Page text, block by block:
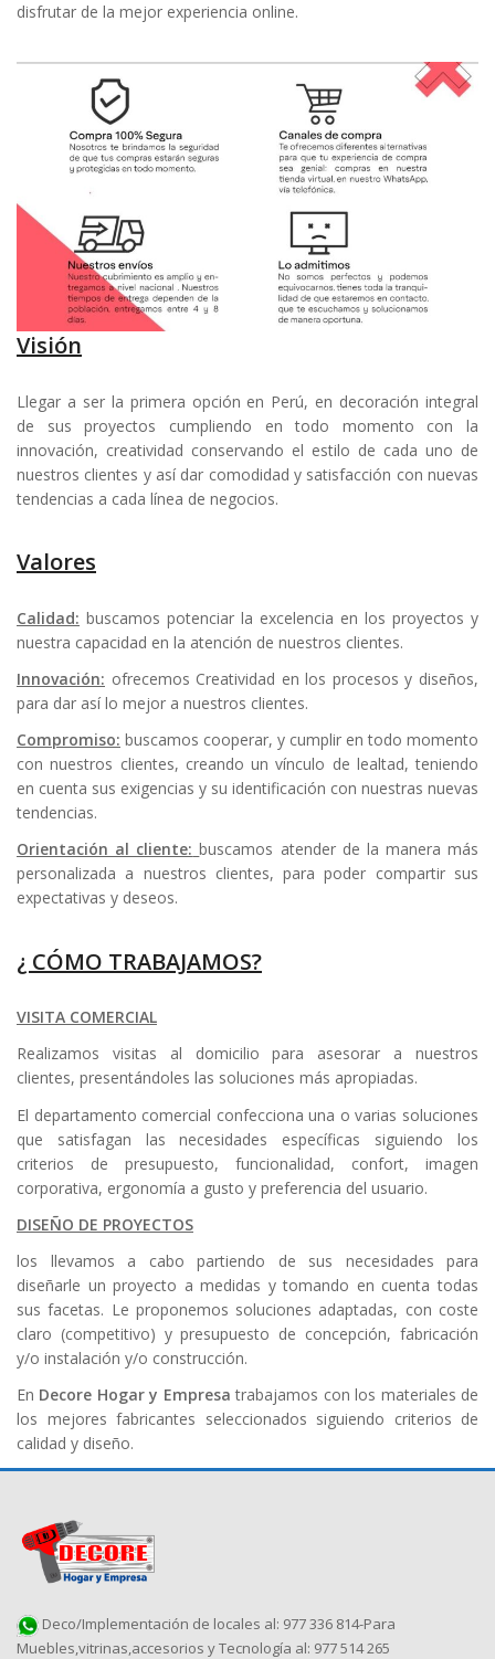
disfrutar de la mejor experiencia online.
Visión
Llegar a ser la primera opción en Perú, en decoración integral
de sus proyectos cumpliendo en todo momento con la
innovación, creatividad conservando el estilo de cada uno de
nuestros clientes y así dar comodidad y satisfacción con nuevas
tendencias a cada línea de negocios.
Valores
Calidad: buscamos potenciar la excelencia en los proyectos y
nuestra capacidad en la atención de nuestros clientes.
Innovación: ofrecemos Creatividad en los procesos y diseños,
para dar así lo mejor a nuestros clientes.
Compromiso: buscamos cooperar, y cumplir en todo momento
con nuestros clientes, creando un vínculo de lealtad, teniendo
en cuenta sus exigencias y su identificación con nuestras nuevas
tendencias.
Orientación al cliente: buscamos atender de la manera más
personalizada a nuestros clientes, para poder compartir sus
expectativas y deseos.
¿ CÓMO TRABAJAMOS?
VISITA COMERCIAL
Realizamos visitas al domicilio para asesorar a nuestros
clientes, presentándoles las soluciones más apropiadas.
El departamento comercial confecciona una o varias soluciones
que satisfagan las necesidades específicas siguiendo los
criterios de presupuesto, funcionalidad, confort, imagen
corporativa, ergonomía a gusto y preferencia del usuario.
DISEÑO DE PROYECTOS
los llevamos a cabo partiendo de sus necesidades para
diseñarle un proyecto a medidas y tomando en cuenta todas
sus facetas. Le proponemos soluciones adaptadas, con coste
claro (competitivo) y presupuesto de concepción, fabricación
y/o instalación y/o construcción.
En Decore Hogar y Empresatrabajamos con los materiales de
los mejores fabricantes seleccionados siguiendo criterios de
calidad y diseño.
Deco/Implementación de locales al: 977 336 814-Para
Muebles,vitrinas,accesorios y Tecnología al: 977 514 265